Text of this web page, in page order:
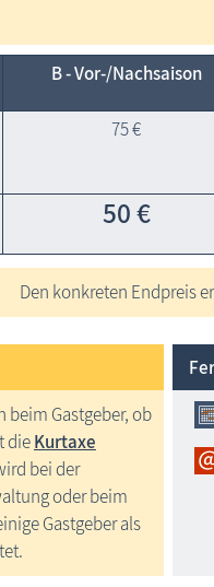
B - Vor-/Nach­saison
75 €
50 €
Den konkreten Endpreis
beim Gastgeber, ob
dieKurtaxe
bei der
oder beim
Gastgeber als